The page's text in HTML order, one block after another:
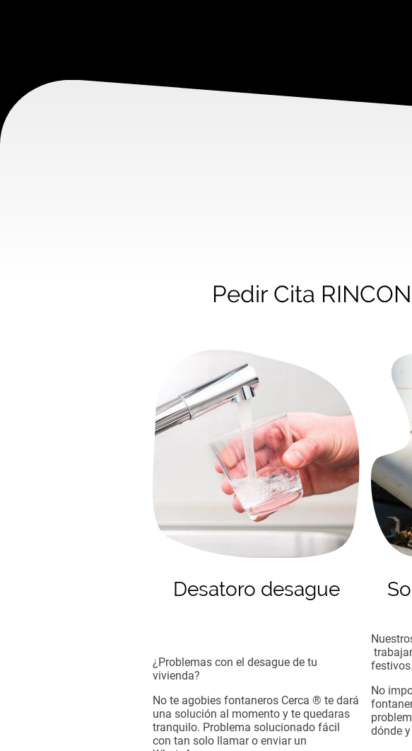
Pedir Cita
Desatoro desague
¿Problemas con el desague de tu
vivienda?
No te agobies fontaneros Cerca ® te dará
una solución al momento y te quedaras
tranquilo. Problema solucionado fácil
con tan solo llamar o enviar un
festivos.
No
dónde